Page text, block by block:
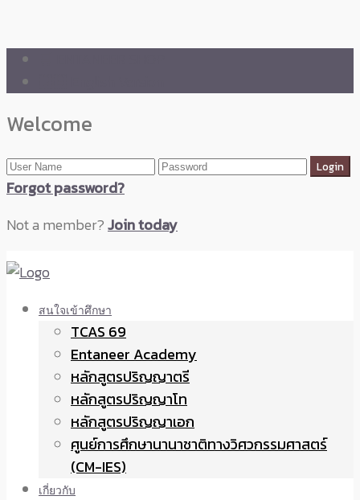
Welcome
Forgot password?
Not a member?Join today
สนใจเข้าศึกษา
TCAS 69
Entaneer Academy
หลักสูตรปริญญาตรี
หลักสูตรปริญญาโท
หลักสูตรปริญญาเอก
ศูนย์การศึกษานานาชาติทางวิศวกรรมศาสตร์
(CM-IES)
เกี่ยวกับ